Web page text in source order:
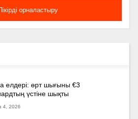
елдері: өрт шығыны €3
үстіне шықты
4, 2026